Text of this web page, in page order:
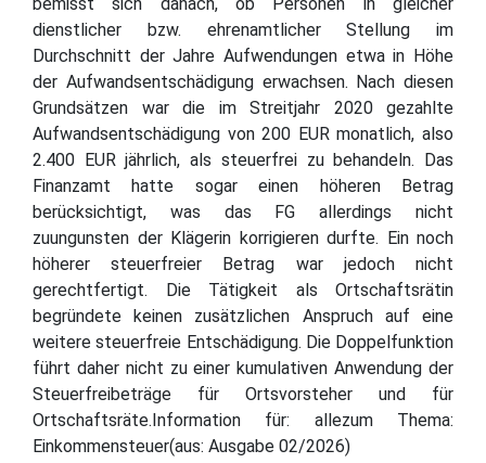
dienstlicher bzw. ehrenamtlicher Stellung im
Durchschnitt der Jahre Aufwendungen etwa in Höhe
der Aufwandsentschädigung erwachsen. Nach diesen
Grundsätzen war die im Streitjahr 2020 gezahlte
Aufwandsentschädigung von 200 EUR monatlich, also
2.400 EUR jährlich, als steuerfrei zu behandeln. Das
Finanzamt hatte sogar einen höheren Betrag
berücksichtigt, was das FG allerdings nicht
zuungunsten der Klägerin korrigieren durfte. Ein noch
höherer steuerfreier Betrag war jedoch nicht
gerechtfertigt. Die Tätigkeit als Ortschaftsrätin
begründete keinen zusätzlichen Anspruch auf eine
weitere steuerfreie Entschädigung. Die Doppelfunktion
führt daher nicht zu einer kumulativen Anwendung der
Steuerfreibeträge für Ortsvorsteher und für
Ortschaftsräte.Information für: allezum Thema:
Einkommensteuer(aus: Ausgabe 02/2026)